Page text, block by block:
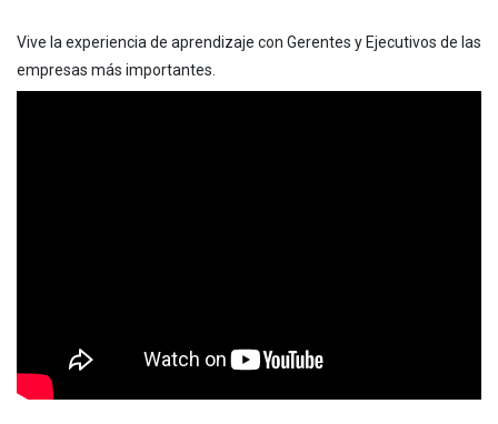
Vive la experiencia de aprendizaje con Gerentes y Ejecutivos de las
empresas más importantes.